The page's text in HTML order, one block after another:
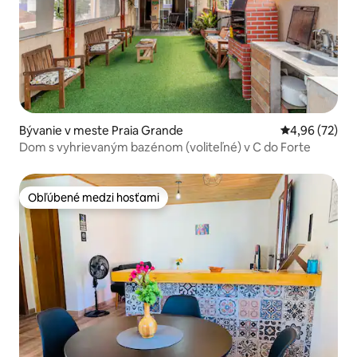
Bývanie v meste Praia Grande Priemerné
4,96 (72)
Dom s vyhrievaným bazénom (voliteľné) v C do Forte
Obľúbené medzi hosťami
Obľúbené medzi hosťami